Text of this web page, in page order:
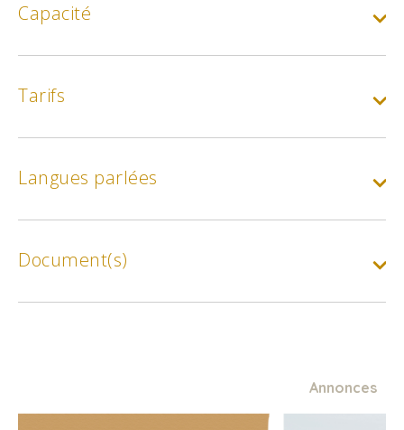
Capacité
Tarifs
Langues parlées
Document(s)
Annonces